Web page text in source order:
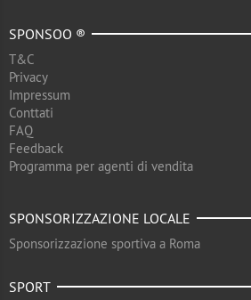
SPONSOO ®
T&C
Privacy
Impressum
Conttati
FAQ
Feedback
Programma per agenti di vendita
SPONSORIZZAZIONE LOCALE
Sponsorizzazione sportiva a Roma
SPORT